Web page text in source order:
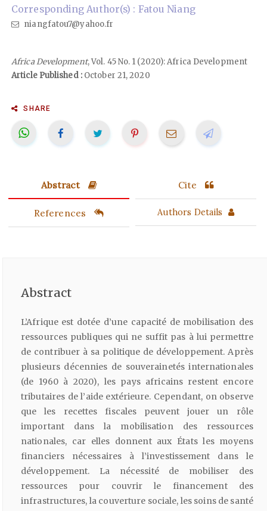
Corresponding Author(s) : Fatou Niang
niangfatou7@yahoo.fr
Africa Development, Vol. 45 No. 1 (2020): Africa Development
Article Published :October 21, 2020
SHARE
Abstract Cite
References Authors Details
Abstract
L’Afrique est dotée d’une capacité de mobilisation des
ressources publiques qui ne suffit pas à lui permettre
de contribuer à sa politique de développement. Après
plusieurs décennies de souverainetés internationales
(de 1960 à 2020), les pays africains restent encore
tributaires de l’aide extérieure. Cependant, on observe
que les recettes fiscales peuvent jouer un rôle
important dans la mobilisation des ressources
nationales, car elles donnent aux États les moyens
financiers nécessaires à l’investissement dans le
développement. La nécessité de mobiliser des
ressources pour couvrir le financement des
infrastructures, la couverture sociale, les soins de santé